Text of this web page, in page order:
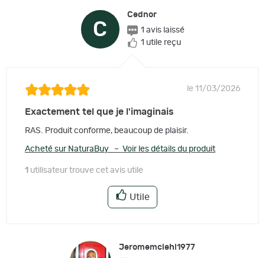
C
Cednor
1 avis laissé
1 utile reçu
le 11/03/2026
Exactement tel que je l'imaginais
RAS. Produit conforme, beaucoup de plaisir.
Acheté sur NaturaBuy – Voir les détails du produit
1 utilisateur trouve cet avis utile
Utile
Jeromemciehl1977